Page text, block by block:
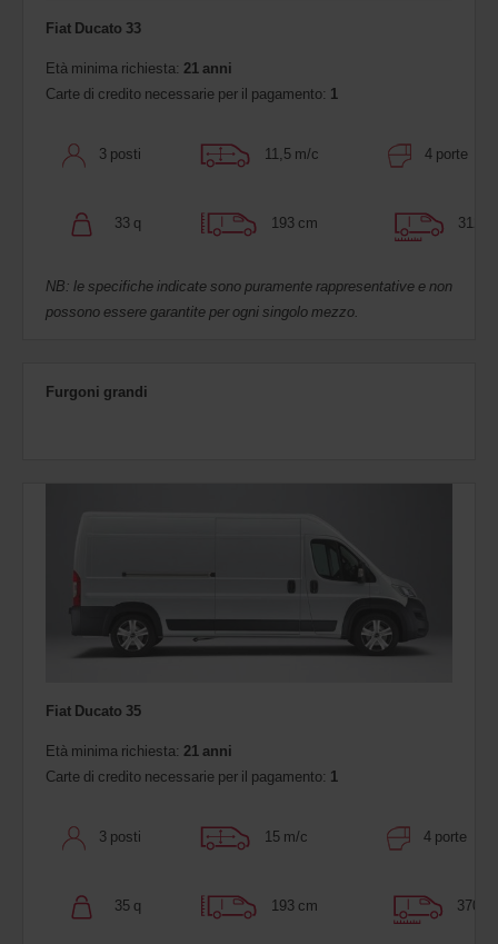
Fiat Ducato 33
Età minima richiesta: 21 anni
Carte di credito necessarie per il pagamento: 1
3 posti 11,5 m/c 4 porte
33 q 193 cm 312
NB: le specifiche indicate sono puramente rappresentative e non
possono essere garantite per ogni singolo mezzo.
Furgoni grandi
Fiat Ducato 35
Età minima richiesta: 21 anni
Carte di credito necessarie per il pagamento: 1
3 posti 15 m/c 4 porte
35 q 193 cm 370